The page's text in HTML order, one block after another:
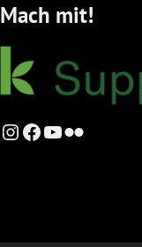
Mach mit!
Instagram
Facebook
YouTube
Flickr